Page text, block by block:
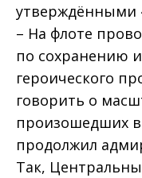
утверждёнными
– На флоте
по сохранению
героического
говорить о
произошедших в
продолжил
Так,